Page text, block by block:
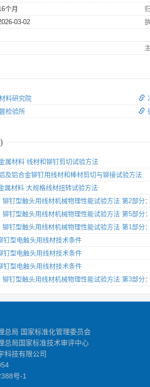
个月
03-02
料研究院
检验所
属材料 线材和铆钉剪切试验方法
及铝合金铆钉用线材和棒材剪切与铆接试验方法
属材料 大规格线材扭转试验方法
钉型触头用线材机械物理性能试验方法 第2部分
钉型触头用线材机械物理性能试验方法 第5部分
钉型触头用线材机械物理性能试验方法 第1部分
型电触头用线材技术条件
型电触头用线材技术条件
型电触头用线材技术条件
钉型触头用线材机械物理性能试验方法 第3部分
总局 国家标准化管理委员会
总局国家标准技术审评中心
科技有限公司
号-1